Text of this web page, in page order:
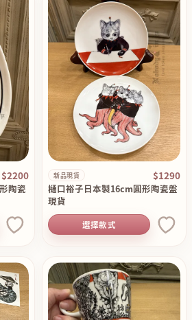
$2200
陶瓷
新品現貨 $1290
樋口裕子日本製16cm圓形陶瓷盤
現貨
選擇款式